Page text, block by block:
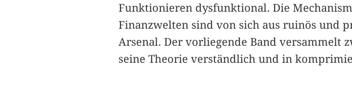
Funktionieren dysfunktional. Die
Finanzwelten sind von sich aus ruinös und
Arsenal. Der vorliegende Band versammelt
seine Theorie verständlich und in